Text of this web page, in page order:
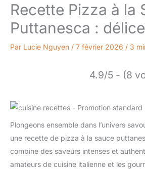
Recette Pizza à la
Puttanesca :
Par Lucie Nguyen / 7 février 2026 / 3
4.9/5 - (8
Plongeons ensemble dans l’univers
une recette de pizza à la sauce
combine des saveurs intenses et
amateurs de cuisine italienne et les